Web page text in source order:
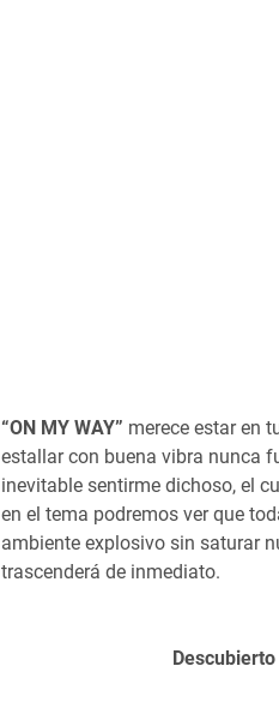
“ON MY WAY” merece estar en
estallar con buena vibra nunca
inevitable sentirme dichoso, el
en el tema podremos ver que
ambiente explosivo sin saturar
trascenderá de inmediato.